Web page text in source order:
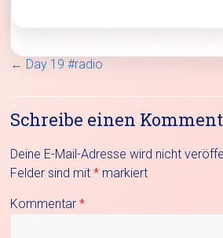
← Day 19 #radio
Schreibe einen
Deine E-Mail-Adresse wird nicht
Felder sind mit* markiert
Kommentar*